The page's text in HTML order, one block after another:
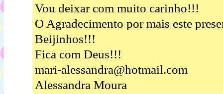
Vou deixar com muito carinho!!!
O Agradecimento por mais este
Beijinhos!!!
Fica com Deus!!!
mari-alessandra@hotmail.com
Alessandra Moura